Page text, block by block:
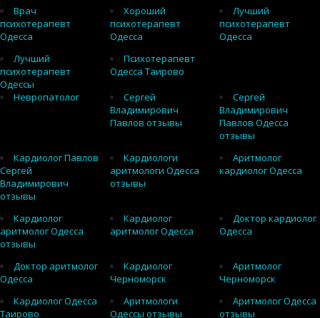
Врач
психотерапевт
Одесса
Хороший
психотерапевт
Одесса
Лучший
психотерапевт
Одесса
Лучший
психотерапевт
Одессы
Психотерапевт
Одесса Таирово
Невропатолог
Сергей
Владимирович
Павлов отзывы
Сергей
Владимирович
Павлов Одесса
отзывы
Кардиолог Павлов
Сергей
Владимирович
отзывы
Кардиологи
аритмологи Одесса
отзывы
Аритмолог
кардиолог Одесса
Кардиолог
аритмолог Одесса
отзывы
Кардиолог
аритмолог Одесса
Доктор кардиолог
Одесса
Доктор аритмолог
Одесса
Кардиолог
Черноморск
Аритмолог
Черноморск
Кардиолог Одесса
Таирово
Аритмологи
Одессы отзывы
Аритмолог Одесса
отзывы